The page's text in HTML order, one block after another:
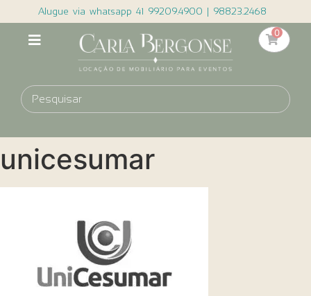
Alugue via whatsapp 41 99209.4900 | 98823.2468
0
unicesumar